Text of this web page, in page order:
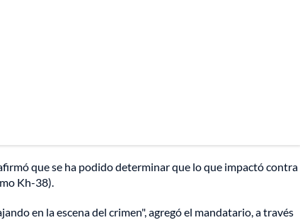
que se ha podido determinar que lo que impactó contra
Kh-38).
en la escena del crimen", agregó el mandatario, a través